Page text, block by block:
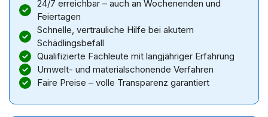
24/7 erreichbar – auch an Wochenenden und
Feiertagen
Schnelle, vertrauliche Hilfe bei akutem
Schädlingsbefall
Qualifizierte Fachleute mit langjähriger Erfahrung
Umwelt- und materialschonende Verfahren
Faire Preise – volle Transparenz garantiert